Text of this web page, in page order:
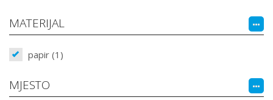
MATERIJAL
papir (1)
MJESTO